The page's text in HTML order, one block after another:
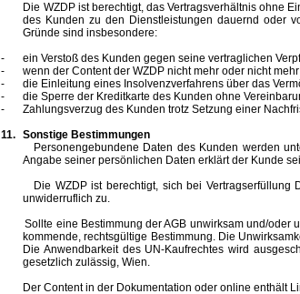
Die WZDP ist berechtigt, das Vertragsverhältnis ohne
des Kunden zu den Dienstleistungen dauernd oder
Gründe sind insbesondere:
-
ein Verstoß des Kunden gegen seine vertraglichen
-
wenn der Content der WZDP nicht mehr oder nicht
-
die Einleitung eines Insolvenzverfahrens über das
-
die Sperre der Kreditkarte des Kunden ohne
-
Zahlungsverzug des Kunden trotz Setzung einer
11. Sonstige Bestimmungen
Personengebundene Daten des Kunden werden unter
Angabe seiner persönlichen Daten erklärt der Kunde
Die WZDP ist berechtigt, sich bei Vertragserfüllung
unwiderruflich zu.
Sollte eine Bestimmung der AGB unwirksam und/oder
kommende, rechtsgültige Bestimmung. Die
Die Anwendbarkeit des UN-Kaufrechtes wird
gesetzlich zulässig, Wien.
Der Content in der Dokumentation oder online enthält